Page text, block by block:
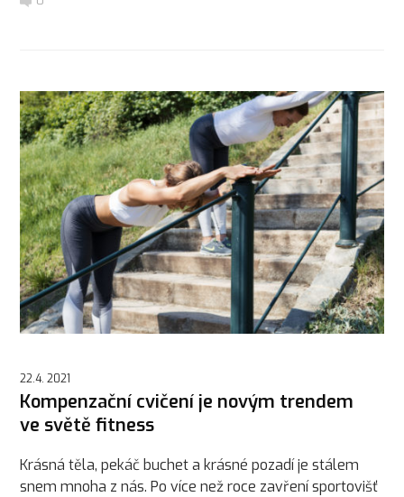
22.4. 2021
Kompenzační cvičení je novým trendem
ve světě fitness
Krásná těla, pekáč buchet a krásné pozadí je stálem
snem mnoha z nás. Po více než roce zavření sportovišť